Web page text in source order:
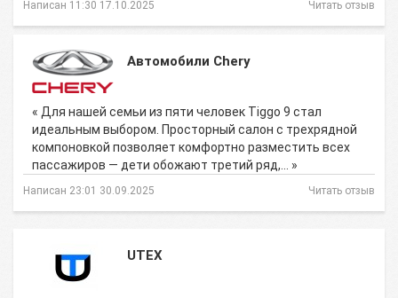
Написан 11:30 17.10.2025 Читать отзыв
Автомобили Chery
« Для нашей семьи из пяти человек Tiggo 9 стал
идеальным выбором. Просторный салон с трехрядной
компоновкой позволяет комфортно разместить всех
пассажиров — дети обожают третий ряд,… »
Написан 23:01 30.09.2025 Читать отзыв
UTEX